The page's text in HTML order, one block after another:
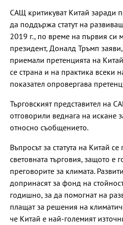
САЩ критикуват Китай заради
да поддържа статут на
2019 г., по време на първия си
президент, Доналд Тръмп
приемали претенцията на
се страна и на практика всеки
показател опровергава
Търговският представител на
отговорили веднага на искане
относно съобщението.
Въпросът за статута на Китай
световната търговия, защото е
преговорите за климата.
допринасят за фонд на
годишно, за да помогнат на
плащат за решения на
че Китай е най-големият